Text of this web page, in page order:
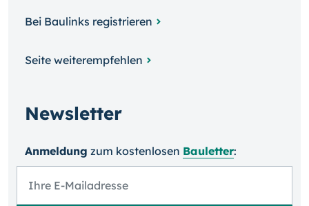
Bei Baulinks registrieren
Seite weiterempfehlen
Newsletter
Anmeldung zum kosten­losen Bauletter: